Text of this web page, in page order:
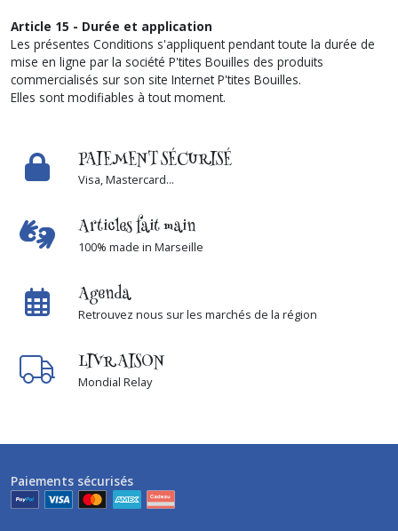
Article 15 - Durée et application
Les présentes Conditions s'appliquent pendant toute la durée de
mise en ligne par la société P'tites Bouilles des produits
commercialisés sur son site Internet P'tites Bouilles.
Elles sont modifiables à tout moment.
PAIEMENT SÉCURISÉ
Visa, Mastercard...
Articles fait main
100% made in Marseille
Agenda
Retrouvez nous sur les marchés de la région
LIVRAISON
Mondial Relay
Paiements sécurisés